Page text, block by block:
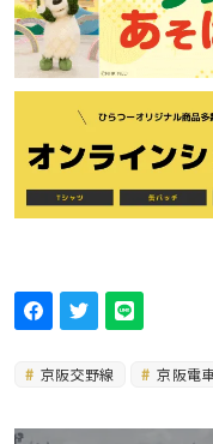
京阪交野線 京阪電